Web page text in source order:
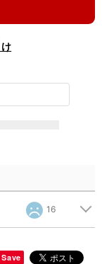
16
Save